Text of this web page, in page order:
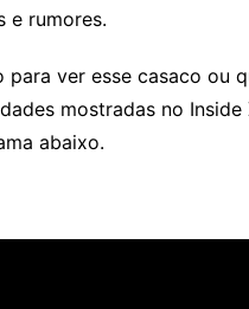
e rumores.
para ver esse casaco ou
mostradas no Inside
abaixo.